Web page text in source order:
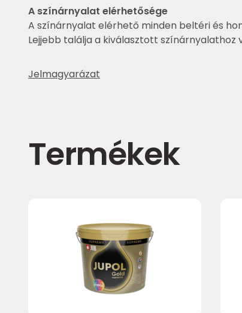
A színárnyalat elérhetősége
A színárnyalat elérhető minden beltéri és
Lejjebb találja a kiválasztott
Jelmagyarázat
Termékek